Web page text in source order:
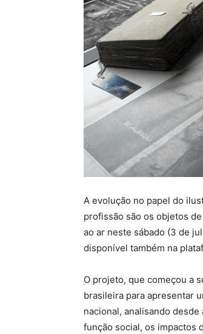
A evolução no papel do
profissão são os objetos
ao ar neste sábado (3 de
disponível também na
O projeto, que começou a
brasileira para apresentar
nacional, analisando
função social, os impactos